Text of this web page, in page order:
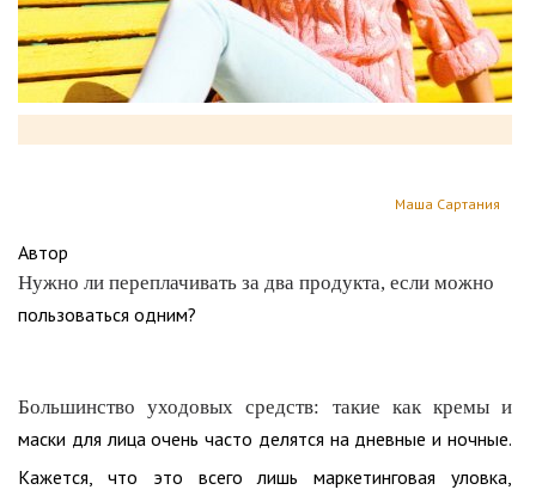
Маша Сартания
Автор
Нужно ли переплачивать за два продукта, если можно
пользоваться одним?
Большинство уходовых средств: такие как кремы и
маски для лица очень часто делятся на дневные и ночные.
Кажется, что это всего лишь маркетинговая уловка,